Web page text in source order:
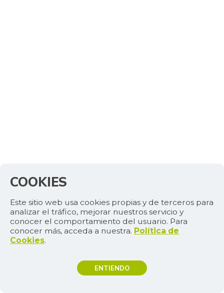
COOKIES
Este sitio web usa cookies propias y de terceros para
analizar el tráfico, mejorar nuestros servicio y
conocer el comportamiento del usuario. Para
conocer más, acceda a nuestra. Política de
Cookies.
ENTIENDO